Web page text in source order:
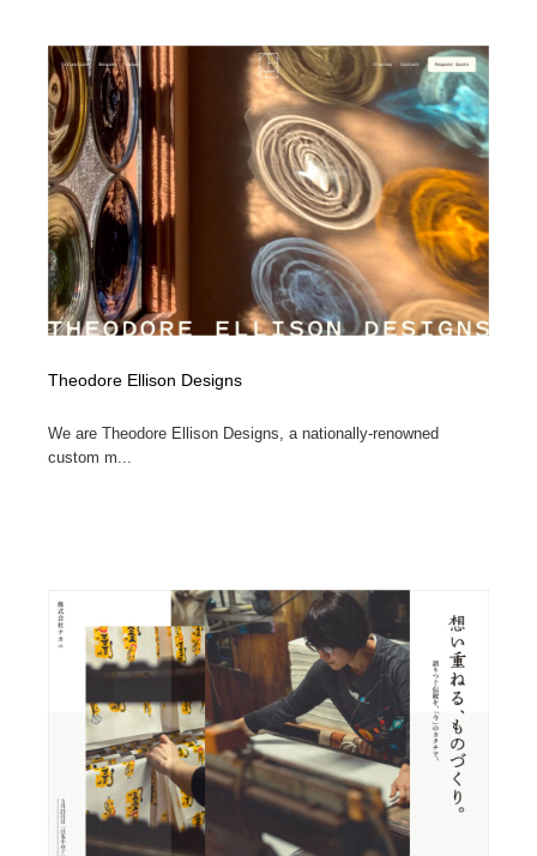
Theodore Ellison Designs
We are Theodore Ellison Designs, a nationally-renowned
custom m...